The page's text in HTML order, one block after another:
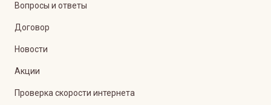
Вопросы и ответы
Договор
Новости
Акции
Проверка скорости интернета